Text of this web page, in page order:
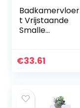
t Vrijstaande
Smalle
15,5 x 15 cm
€33.61